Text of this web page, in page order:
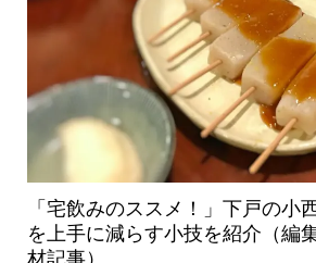
「宅飲みのススメ！」下戸の小
を上手に減らす小技を紹介（編
材記事）